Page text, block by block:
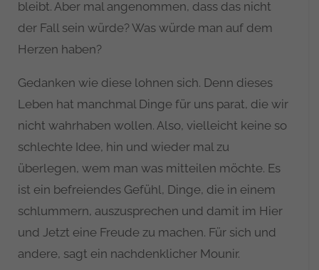
bleibt. Aber mal angenommen, dass das nicht
der Fall sein würde? Was würde man auf dem
Herzen haben?
Gedanken wie diese lohnen sich. Denn dieses
Leben hat manchmal Dinge für uns parat, die wir
nicht wahrhaben wollen. Also, vielleicht keine so
schlechte Idee, hin und wieder mal zu
überlegen, wem man was mitteilen möchte. Es
ist ein befreiendes Gefühl, Dinge, die in einem
schlummern, auszusprechen und damit im Hier
und Jetzt eine Freude zu machen. Für sich und
andere, sagt ein nachdenklicher Mounir.